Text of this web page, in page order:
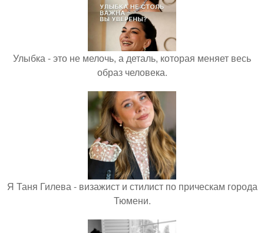
Улыбка - это не мелочь, а деталь, которая меняет весь
образ человека.
Я Таня Гилева - визажист и стилист по прическам города
Тюмени.